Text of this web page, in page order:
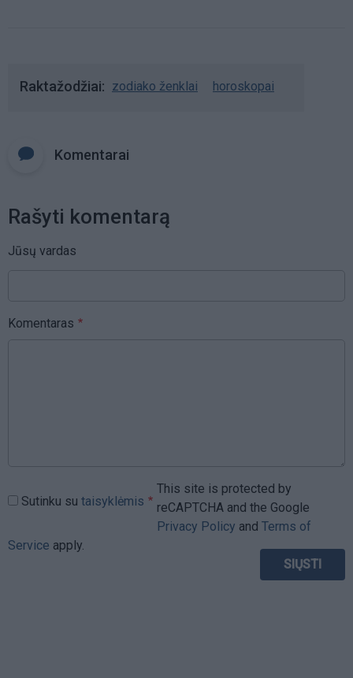
Raktažodžiai zodiako ženklai horoskopai
Komentarai
Rašyti komentarą
Jūsų vardas
Komentaras
Sutinku su taisyklėmis
This site is protected by
reCAPTCHA and the Google
Privacy Policy and Terms of
Service apply.